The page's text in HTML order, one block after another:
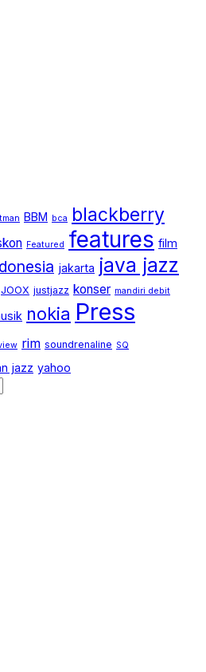
BBM bca blackberry
Featured features film
jakarta java jazz
JOOX justjazz konser mandiri debit
nokia Press
rim soundrenaline SQ
jazz yahoo